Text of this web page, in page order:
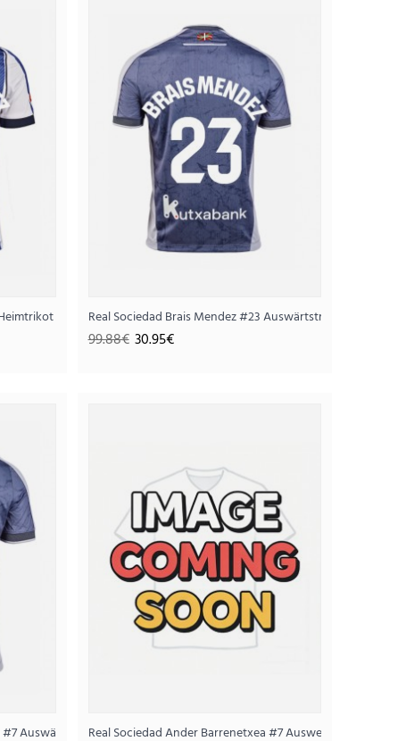
2025-26 Kurzarm
Heimtrikot 2025-26 Kurzarm
2025-26 Kurzarm
Real Sociedad Brais Mendez #23 Auswärtstrikot 2025-26
99.88€ 30.95€
Auswärtstrikot 2025-26 Kurzarm
Real Sociedad Ander Barrenetxea #7 Ausweichtrikot 2025-